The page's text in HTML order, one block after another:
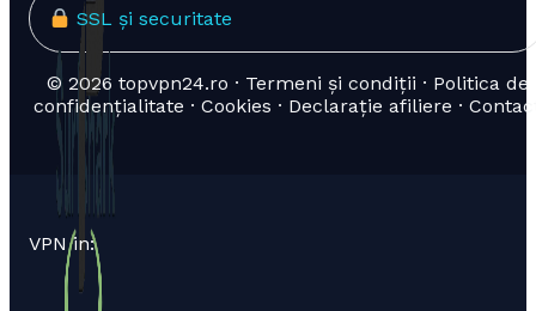
SSL și securitate
© 2026 topvpn24.ro · Termeni și condiții · Politica de
confidențialitate · Cookies · Declarație afiliere ·
VPN in: